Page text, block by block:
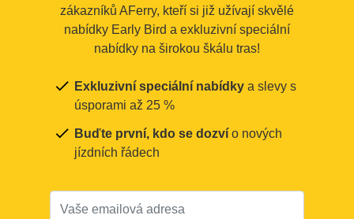
zákazníků AFerry, kteří si již užívají skvělé
nabídky Early Bird a exkluzivní speciální
nabídky na širokou škálu tras!
Exkluzivní speciální nabídky a slevy s
úsporami až 25 %
Buďte první, kdo se dozví o nových
jízdních řádech